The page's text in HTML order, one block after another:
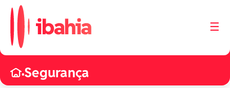
☰
•Segurança